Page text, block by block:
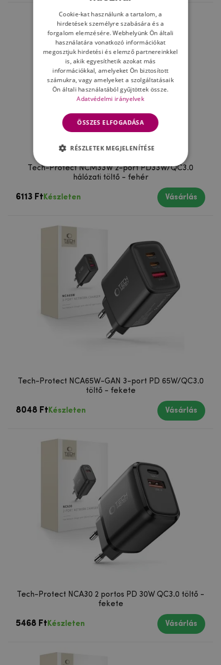
Tech-Protect NCM33W 2-port PD33W/QC3.0
hálózati töltő - fehér
6113 Ft Készleten Vásárlás
Tech-Protect NCA65W-GAN 3-port PD 65W/QC3.0
töltő - fekete
8048 Ft Készleten Vásárlás
Tech-Protect NCA30 2 portos PD 30W QC3.0 töltő -
fekete
5468 Ft Készleten Vásárlás
Cookie-kat használunk a tartalom, a
hirdetések személyre szabására és a
forgalom elemzésére. Webhelyünk Ön általi
használatára vonatkozó információkat
megosztjuk hirdetési és elemző partnereinkkel
is, akik egyesíthetik azokat más
információkkal, amelyeket Ön biztosított
számukra, vagy amelyeket a szolgáltatásaik
Ön általi használatából gyűjtöttek össze.
Adatvédelmi irányelvek
ÖSSZES ELFOGADÁSA
RÉSZLETEK MEGJELENÍTÉSE